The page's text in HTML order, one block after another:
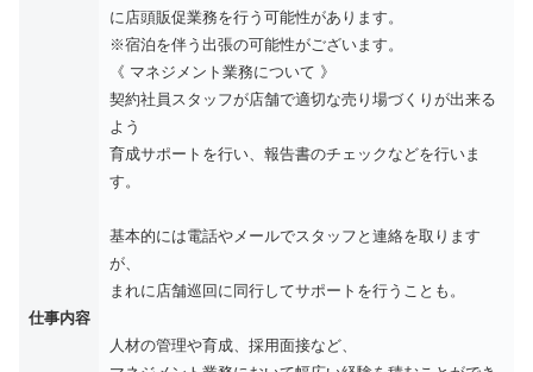
仕事内容
に店頭販促業務を行う可能性があります。
※宿泊を伴う出張の可能性がございます。
《 マネジメント業務について 》
契約社員スタッフが店舗で適切な売り場づくりが出来る
よう
育成サポートを行い、報告書のチェックなどを行いま
す。
基本的には電話やメールでスタッフと連絡を取ります
が、
まれに店舗巡回に同行してサポートを行うことも。
人材の管理や育成、採用面接など、